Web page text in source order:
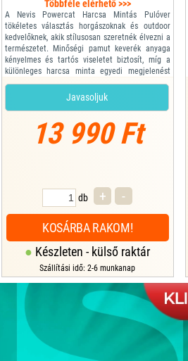
Többféle elérhető >>>
A Nevis Powercat Harcsa Mintás Pulóver
tökéletes választás horgászoknak és outdoor
kedvelőknek, akik stílusosan szeretnék élvezni a
természetet. Minőségi pamut keverék anyaga
kényelmes és tartós viseletet biztosít, míg a
különleges harcsa minta egyedi megjelenést
kölcsönöz. Kapucnis kialakítása extra védelmet
nyújt a hideg ellen, a bő szabás pedig szabad
mozgást biztosít minden helyzetben.
Javasoljuk
13 990 Ft
Készleten - külső raktár
Szállítási idő: 2-6 munkanap
db + -
KOSÁRBA RAKOM!